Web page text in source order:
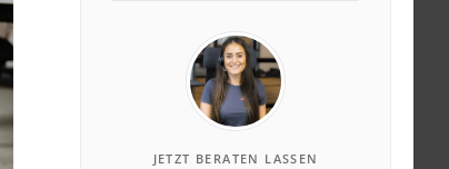
JETZT BERATEN LASSEN